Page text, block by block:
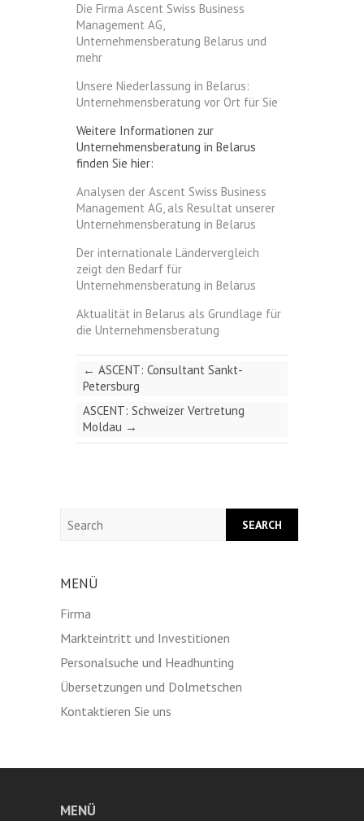
Die Firma Ascent Swiss Business
Management AG,
Unternehmensberatung Belarus und
mehr
Unsere Niederlassung in Belarus:
Unternehmensberatung vor Ort für Sie
Weitere Informationen zur
Unternehmensberatung in Belarus
finden Sie hier:
Analysen der Ascent Swiss Business
Management AG, als Resultat unserer
Unternehmensberatung in Belarus
Der internationale Ländervergleich
zeigt den Bedarf für
Unternehmensberatung in Belarus
Aktualität in Belarus als Grundlage für
die Unternehmensberatung
← ASCENT: Consultant Sankt-
Petersburg
ASCENT: Schweizer Vertretung
Moldau →
MENÜ
Firma
Markteintritt und Investitionen
Personalsuche und Headhunting
Übersetzungen und Dolmetschen
Kontaktieren Sie uns
MENÜ